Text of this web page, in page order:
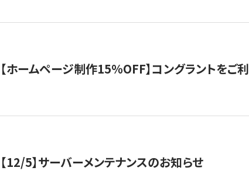
【ホームページ制作15％OFF】コングラントを
【12/5】サーバーメンテナンスのお知らせ